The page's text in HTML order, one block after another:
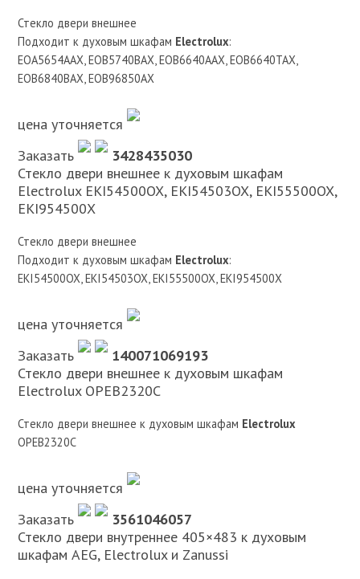
Стекло двери внешнее
Подходит к духовым шкафам Electrolux:
EOA5654AAX, EOB5740BAX, EOB6640AAX, EOB6640TAX,
EOB6840BAX, EOB96850AX
цена уточняется
Заказать
3428435030
Стекло двери внешнее к духовым шкафам
Electrolux EKI54500OX, EKI54503OX, EKI55500OX,
EKI954500X
Стекло двери внешнее
Подходит к духовым шкафам Electrolux:
EKI54500OX, EKI54503OX, EKI55500OX, EKI954500X
цена уточняется
Заказать
140071069193
Стекло двери внешнее к духовым шкафам
Electrolux OPEB2320C
Стекло двери внешнее к духовым шкафам Electrolux
OPEB2320C
цена уточняется
Заказать
3561046057
Стекло двери внутреннее 405×483 к духовым
шкафам AEG, Electrolux и Zanussi